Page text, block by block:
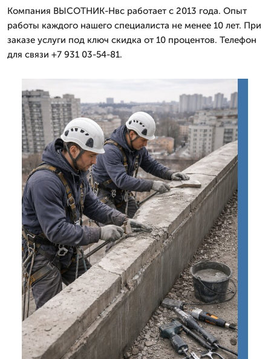
Компания ВЫСОТНИК-Нвс работает с 2013 года. Опыт
работы каждого нашего специалиста не менее 10 лет. При
заказе услуги под ключ скидка от 10 процентов. Телефон
для связи +7 931 03-54-81.